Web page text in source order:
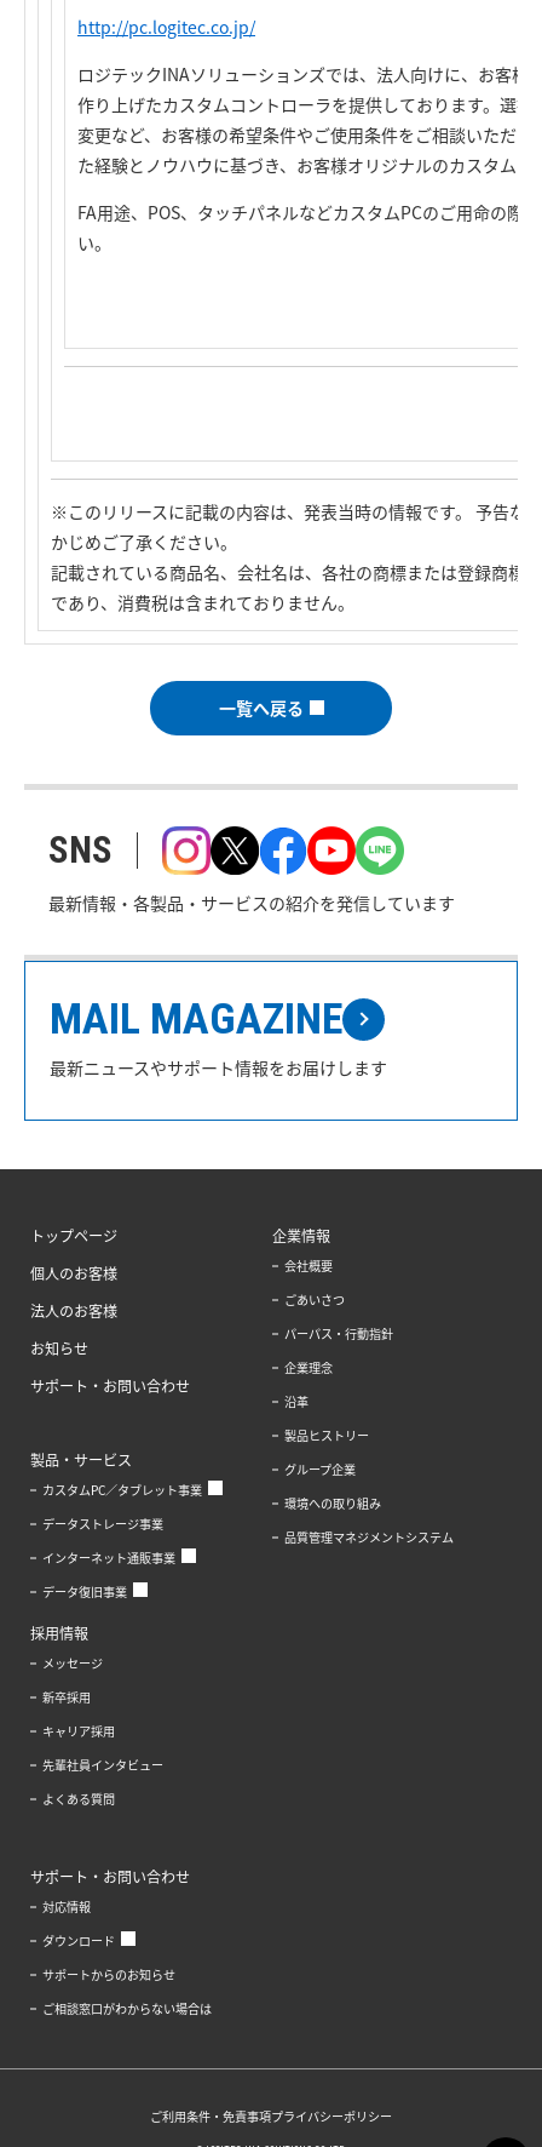
http://pc.logitec.co.jp/
ロジテックINAソリューションズでは、法人向けに、お客様
作り上げたカスタムコントローラを提供しております。選
変更など、お客様の希望条件やご使用条件をご相談いただ
た経験とノウハウに基づき、お客様オリジナルのカスタム
FA用途、POS、タッチパネルなどカスタムPCのご用命の際
い。
※このリリースに記載の内容は、発表当時の情報です。 予告な
かじめご了承ください。
記載されている商品名、会社名は、各社の商標または登録商標
であり、消費税は含まれておりません。
一覧へ戻る
SNS
最新情報・各製品・サービスの紹介を発信しています
MAIL MAGAZINE
最新ニュースやサポート情報をお届けします
トップページ
個人のお客様
法人のお客様
お知らせ
サポート・お問い合わせ
製品・サービス
カスタムPC／タブレット事業
データストレージ事業
インターネット通販事業
データ復旧事業
企業情報
会社概要
ごあいさつ
パーパス・行動指針
企業理念
沿革
製品ヒストリー
グループ企業
環境への取り組み
品質管理マネジメントシステム
採用情報
メッセージ
新卒採用
キャリア採用
先輩社員インタビュー
よくある質問
サポート・お問い合わせ
対応情報
ダウンロード
サポートからのお知らせ
ご相談窓口がわからない場合は
ご利用条件・免責事項プライバシーポリシー